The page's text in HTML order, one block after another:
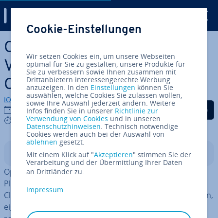
Zum Haupt­in­halt springen
Open­Ne­bu­la vs. Cloud­Stack:
Vergleich der Open-Source-
Cloud­platt­for­men
IONOS Redaktion
30.03.2026
7 mins
Auf Facebook teilen
Auf Twitter teilen
Auf LinkedIn
In­halts­ver­zeich­nis
Open­Ne­bu­la und Cloud­Stack sind zwei Open-Source-
Platt­for­men zur Ver­wal­tung von Vir­tua­li­sie­rungs- und
Cloud­um­ge­bun­gen. Beide er­mög­li­chen es Un­ter­neh­men,
eigene private oder hybride Clouds auf­zu­bau­en, un­ter­
Cookie-Einstellungen
Wir setzen Cookies ein, um unsere Webseiten
optimal für Sie zu gestalten, unsere Produkte für
Sie zu verbessern sowie Ihnen zusammen mit
Drittanbietern interessengerechte Werbung
anzuzeigen. In den Einstellungen können Sie
auswählen, welche Cookies Sie zulassen wollen,
sowie Ihre Auswahl jederzeit ändern. Weitere
Infos finden Sie in unserer Richtlinie zur
Verwendung von Cookies und in unseren
Datenschutzhinweisen. Technisch notwendige
Cookies werden auch bei der Auswahl von
ablehnen gesetzt.
Mit einem Klick auf "Akzeptieren" stimmen Sie der
Verarbeitung und der Übermittlung Ihrer Daten
an Drittländer zu.
Impressum